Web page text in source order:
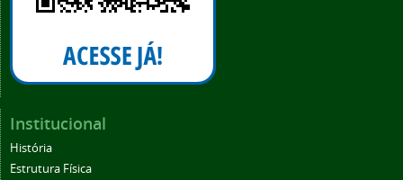
Institucional
História
Estrutura Física